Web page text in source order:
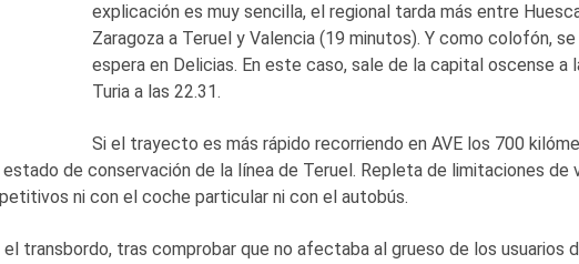
explicación es muy sencilla, el regional tarda más entre
Zaragoza a Teruel y Valencia (19 minutos). Y como colofón,
espera en Delicias. En este caso, sale de la capital oscense a
Turia a las 22.31.
Si el trayecto es más rápido recorriendo en AVE los 700
de conservación de la línea de Teruel. Repleta de limitaciones de
ni con el coche particular ni con el autobús.
transbordo, tras comprobar que no afectaba al grueso de los usuarios